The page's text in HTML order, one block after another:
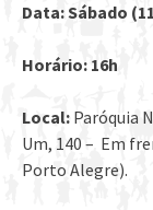
Data: Sábado
Horário: 16h
Local: Paróquia
Um, 140 – Em
Porto Alegre).